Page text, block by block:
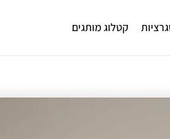
קטלוג מותגים